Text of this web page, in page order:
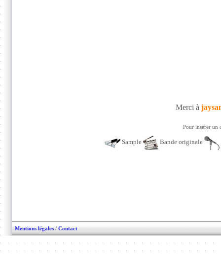
Merci à
Pour insérer un
Sample Bande originale
Mentions légales / Contact